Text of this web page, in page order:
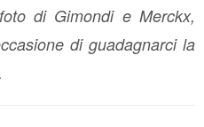
di Gimondi e Merckx,
di guadagnarci la